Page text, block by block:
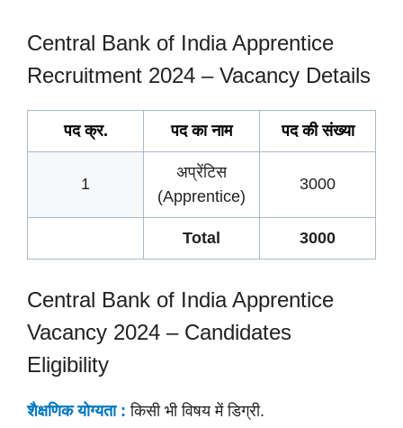
Central Bank of India Apprentice
Recruitment 2024 – Vacancy Details
पद क्र. पद का नाम पद की संख्या
1
अप्रेंटिस
(Apprentice)
3000
Total 3000
Central Bank of India Apprentice
Vacancy 2024 – Candidates
Eligibility
शैक्षणिक योग्यता : किसी भी विषय में डिग्री.